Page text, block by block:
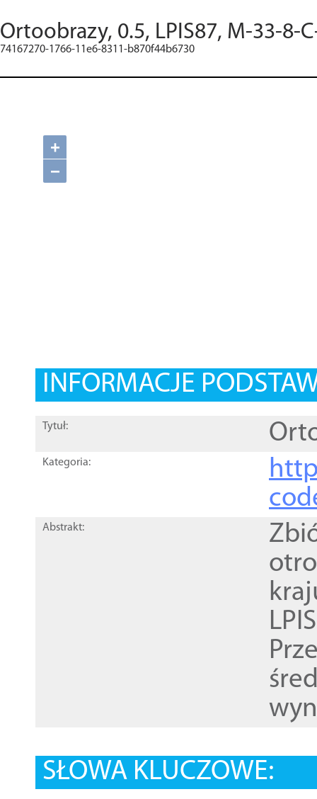
Ortoobrazy, 0.5, LPIS87, M-33-8-
74167270-1766-11e6-8311-b870f44b6730
+
−
INFORMACJE
Tytuł:
Kategoria:
Abstrakt:
SŁOWA KLUCZOWE: